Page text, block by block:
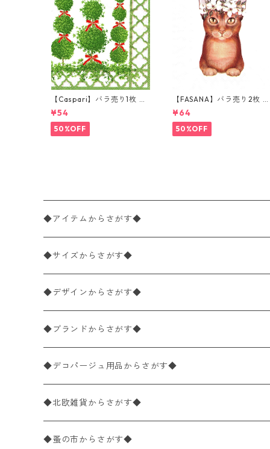
【Caspari】バラ売り1枚 ラ
ンチサイズ ペーパーナプキ
ン Topiaries パールホワイ
ト
¥54
50%OFF
【FASANA】バラ売り2枚 ラ
ンチサイズ ペーパーナプキ
ン Lady Cat ホワイト
¥64
50%OFF
◆アイテムからさがす◆
ペーパーナプキン2枚バラ売り
ペーパーナプキン1枚バラ売り
ペーパーナプキン20枚入りパック
ペーパーナプキン10枚入りパック
ライスペーパー
ペーパーリネンナプキン
◆サイズからさがす◆
33×33cm（ランチサイズ）
バラ売り
パック売り
25×25cm（カクテルサイズ）
バラ売り
パック売り
40×40cm（ディナーサイズ）
バラ売り
パック売り
21×21cm（ポケットサイズ）
バラ売り
33cm（ラウンド）
◆デザインからさがす◆
花柄
植物・グリーン柄
動物・鳥・昆虫・蝶柄
海・魚柄
◆ブランドからさがす◆
ドイツ製 IHR/イア
ランチサイズ
カクテルサイズ
ドイツ製 Ambiente/アンビエンテ
ランチサイズ
ドイツ製 Paperproducts Design
◆デコパージュ用品からさがす◆
デコパージュ液
デコパージュ下地
◆北欧雑貨からさがす◆
シリコンモールド
◆蚤の市からさがす◆